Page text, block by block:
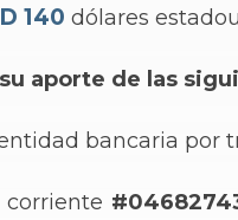
140 dólares
aporte de las
bancaria por